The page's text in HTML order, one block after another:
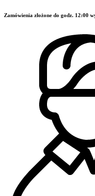
Zamówienia złożone do godz. 12:00